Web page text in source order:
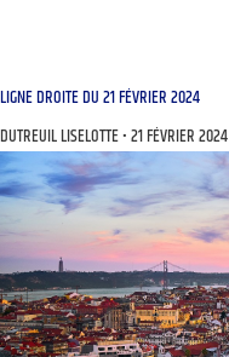
LIGNE DROITE DU 21 FÉVRIER 2024
DUTREUIL LISELOTTE 21 FÉVRIER 2024